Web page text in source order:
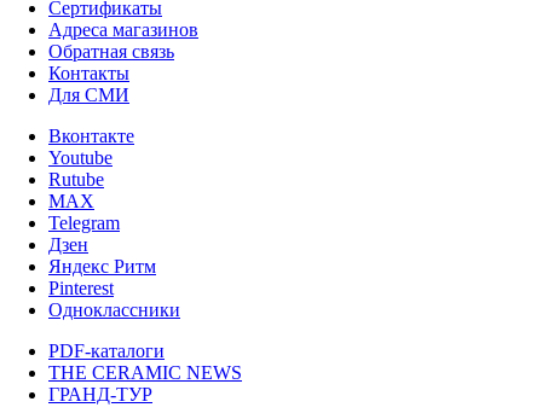
Сертификаты
Адреса магазинов
Обратная связь
Контакты
Для СМИ
Вконтакте
Youtube
Rutube
MAX
Telegram
Дзен
Яндекс Ритм
Pinterest
Одноклассники
PDF-каталоги
THE CERAMIC NEWS
ГРАНД-ТУР